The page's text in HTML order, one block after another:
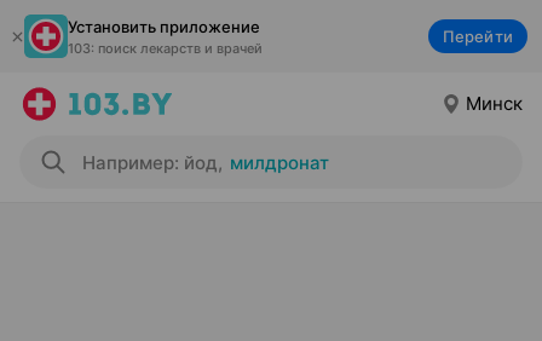
Установить приложение
103: поиск лекарств и врачей
Перейти
Минск
Например: йод, милдронат